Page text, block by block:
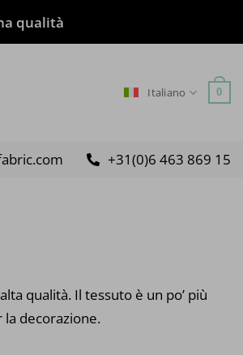
qualità
Italiano 0
+31(0)6 463 869 15
qualità. Il tessuto è un po’ più
decorazione.